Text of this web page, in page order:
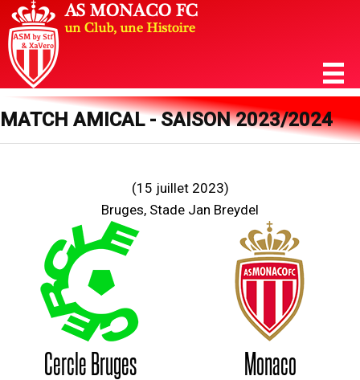
MATCH AMICAL - SAISON 2023/2024
(15 juillet 2023)
Bruges, Stade Jan Breydel
Cercle Bruges Monaco